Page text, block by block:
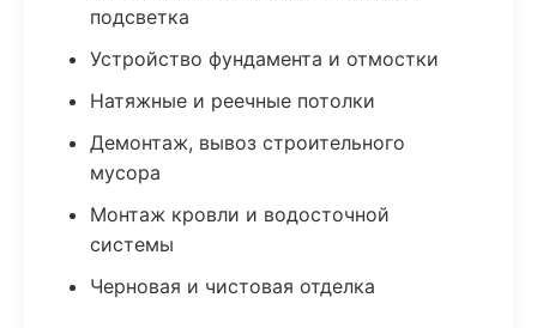
подсветка
Устройство фундамента и отмостки
Натяжные и реечные потолки
Демонтаж, вывоз строительного
мусора
Монтаж кровли и водосточной
системы
Черновая и чистовая отделка